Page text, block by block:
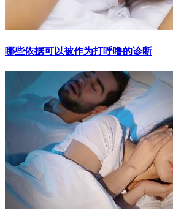
哪些依据可以被作为打呼噜的诊断